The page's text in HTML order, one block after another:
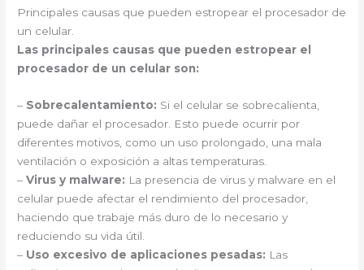
Principales causas que pueden estropear el procesador de
un celular.
Las principales causas que pueden estropear el
procesador de un celular son:
– Sobrecalentamiento: Si el celular se sobrecalienta,
puede dañar el procesador. Esto puede ocurrir por
diferentes motivos, como un uso prolongado, una mala
ventilación o exposición a altas temperaturas.
–Virus y malware: La presencia de virus y malware en el
celular puede afectar el rendimiento del procesador,
haciendo que trabaje más duro de lo necesario y
reduciendo su vida útil.
– Uso excesivo de aplicaciones pesadas: Las